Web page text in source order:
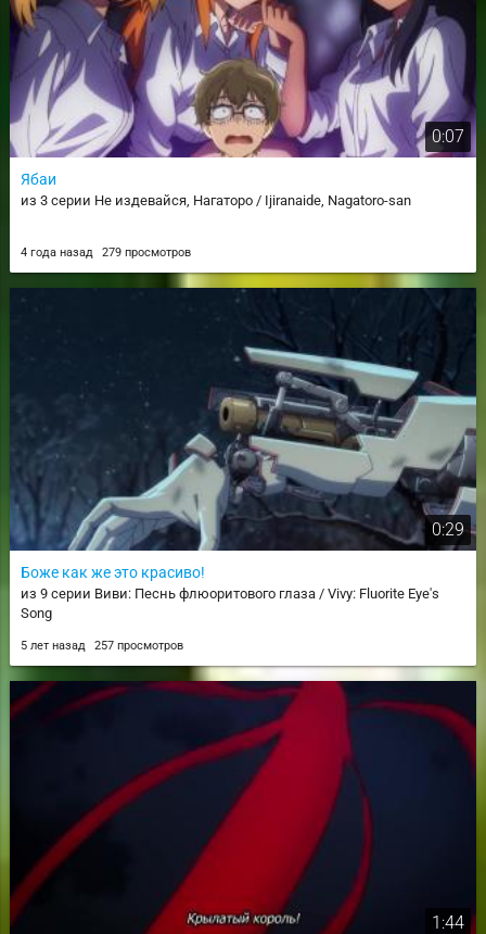
0:07
Ябаи
из 3 серии Не издевайся, Нагаторо / Ijiranaide, Nagatoro-san
4 года назад 279 просмотров
0:29
Боже как же это красиво!
из 9 серии Виви: Песнь флюоритового глаза / Vivy: Fluorite Eye's
Song
5 лет назад 257 просмотров
1:44